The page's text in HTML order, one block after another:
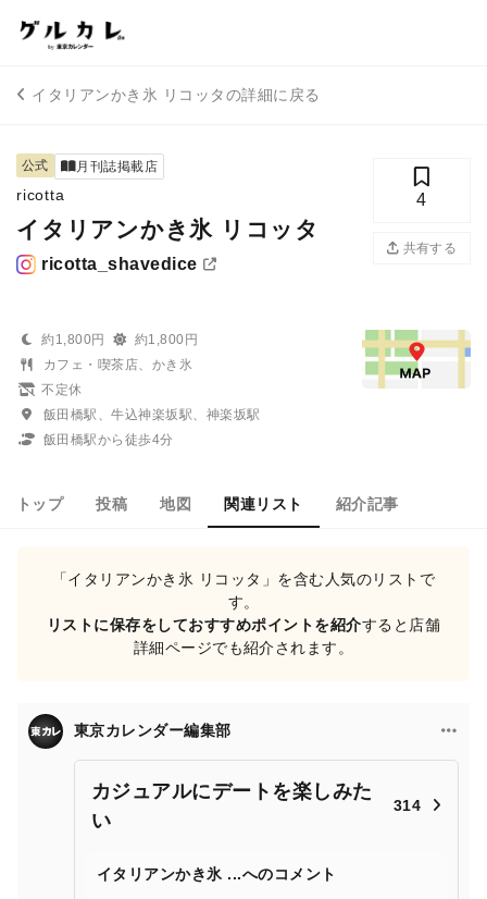
イタリアンかき氷 リコッタの詳細に戻る
公式 月刊誌掲載店
ricotta
イタリアンかき氷 リコッタ
ricotta_shavedice
4
共有する
約1,800円
約1,800円
カフェ・喫茶店、かき氷
不定休
飯田橋駅、牛込神楽坂駅、神楽坂駅
飯田橋駅から徒歩4分
トップ 投稿 地図 関連リスト 紹介記事
「イタリアンかき氷 リコッタ」を含む人気のリストで
す。
リストに保存をしておすすめポイントを紹介すると店舗
詳細ページでも紹介されます。
東京カレンダー編集部
カジュアルにデートを楽しみた
い
314
イタリアンかき氷 ...へのコメント